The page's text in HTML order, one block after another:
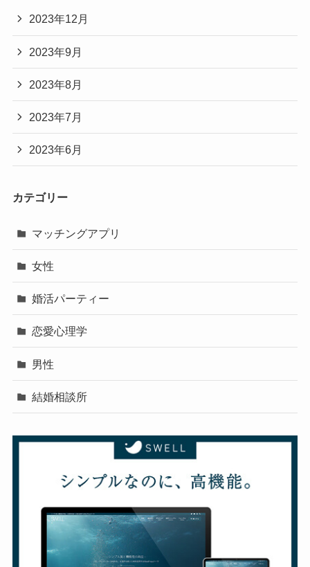
2023年12月
2023年9月
2023年8月
2023年7月
2023年6月
カテゴリー
マッチングアプリ
女性
婚活パーティー
恋愛心理学
男性
結婚相談所